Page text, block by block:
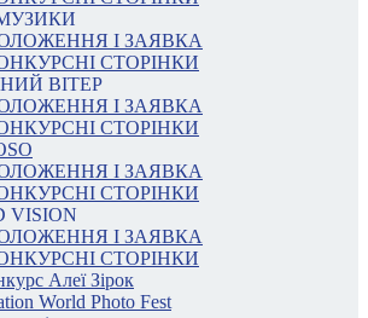
І ЗАЯВКА
СТОРІНКИ
ВІТЕР
І ЗАЯВКА
СТОРІНКИ
І ЗАЯВКА
СТОРІНКИ
VISION
І ЗАЯВКА
СТОРІНКИ
Алеї Зірок
World Photo Fest